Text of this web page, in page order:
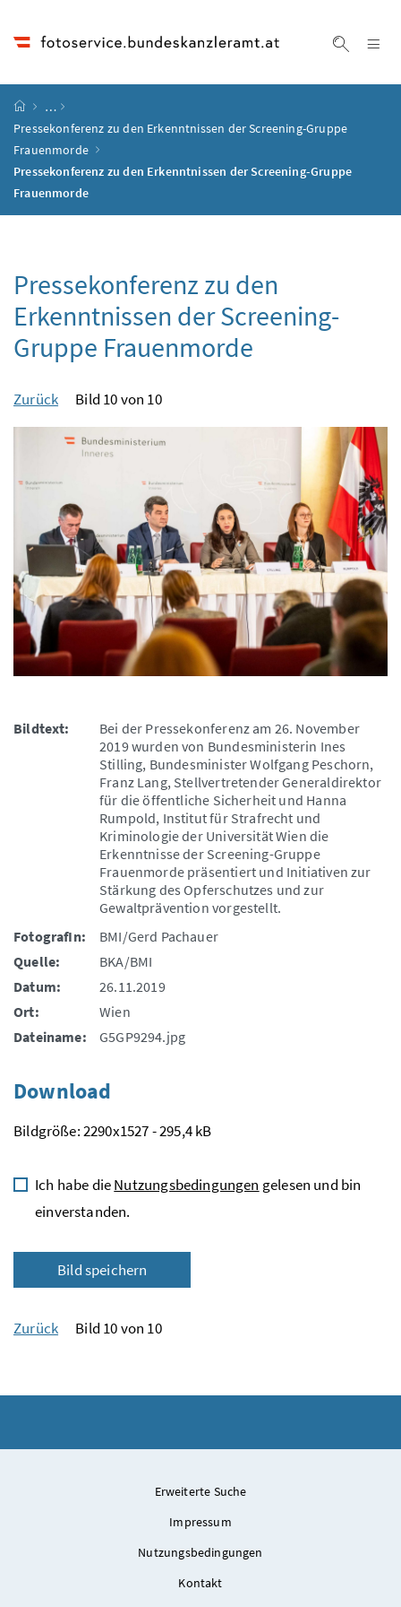
Startseite
…
Pressekonferenz zu den Erkenntnissen der Screening-Gruppe
Frauenmorde
Pressekonferenz zu den Erkenntnissen der Screening-Gruppe
Frauenmorde
Pressekonferenz zu den
Erkenntnissen der Screening-
Gruppe Frauenmorde
Zurück Bild 10 von 10
Bildtext:
Bei der Pressekonferenz am 26. November
2019 wurden von Bundesministerin Ines
Stilling, Bundesminister Wolfgang Peschorn,
Franz Lang, Stellvertretender Generaldirektor
für die öffentliche Sicherheit und Hanna
Rumpold, Institut für Strafrecht und
Kriminologie der Universität Wien die
Erkenntnisse der Screening-Gruppe
Frauenmorde präsentiert und Initiativen zur
Stärkung des Opferschutzes und zur
Gewaltprävention vorgestellt.
FotografIn:
BMI/Gerd Pachauer
Quelle:
BKA/BMI
Datum:
26.11.2019
Ort:
Wien
Dateiname:
G5GP9294.jpg
Download
Bildgröße: 2290x1527 - 295,4 kB
Ich habe dieNutzungsbedingungen gelesen und bin
einverstanden.
Bild speichern
Zurück Bild 10 von 10
Erweiterte Suche
Impressum
Nutzungsbedingungen
Kontakt